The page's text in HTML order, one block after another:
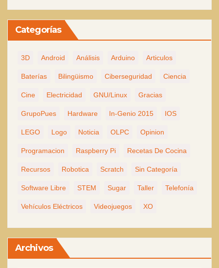
Categorías
3D Android Análisis Arduino Articulos
Baterías Bilingüismo Ciberseguridad Ciencia
Cine Electricidad GNU/Linux Gracias
GrupoPues Hardware In-Genio 2015 IOS
LEGO Logo Noticia OLPC Opinion
Programacion Raspberry Pi Recetas De Cocina
Recursos Robotica Scratch Sin Categoría
Software Libre STEM Sugar Taller Telefonía
Vehículos Eléctricos Videojuegos XO
Archivos